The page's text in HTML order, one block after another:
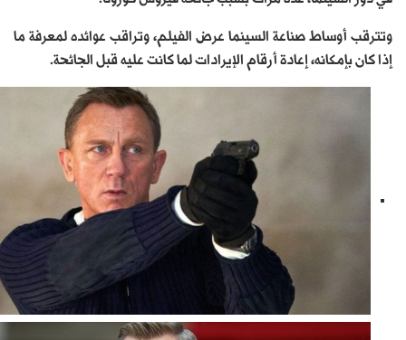
وتترقب أوساط صناعة السينما عرض الفيلم، وتراقب عوائده لمعرفة ما
إذا كان بإمكانه، إعادة أرقام الإيرادات لما كانت عليه قبل الجائحة.